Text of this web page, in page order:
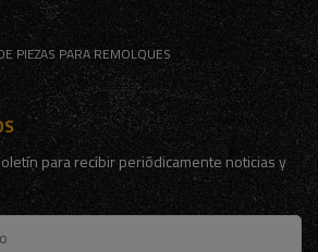
PIEZAS PARA REMOLQUES
para recibir periódicamente noticias y